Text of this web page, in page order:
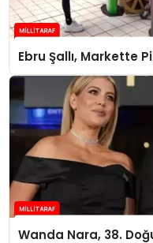
Ebru Şallı, Markette
Wanda Nara, 38.